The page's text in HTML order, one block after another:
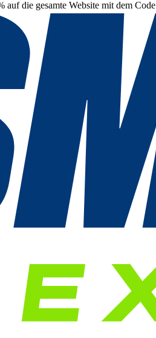
die gesamte Website mit dem Code